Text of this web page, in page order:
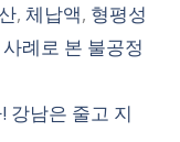
, 체납액, 형평성
례로 본 불공정
강남은 줄고 지